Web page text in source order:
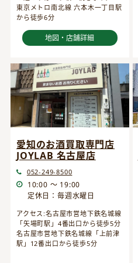
東京メトロ南北線 六本木一丁目駅
から徒歩6分
地図・店舗詳細
愛知のお酒買取専門店
JOYLAB 名古屋店
052-249-8500
10:00 ～ 19:00
定休日：毎週水曜日
アクセス:名古屋市営地下鉄名城線
「矢場町駅」4番出口から徒歩5分
名古屋市営地下鉄名城線「上前津
駅」12番出口から徒歩5分